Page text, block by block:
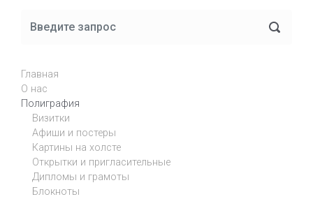
Главная
О нас
Полиграфия
Визитки
Афиши и постеры
Картины на холсте
Открытки и пригласительные
Дипломы и грамоты
Блокноты